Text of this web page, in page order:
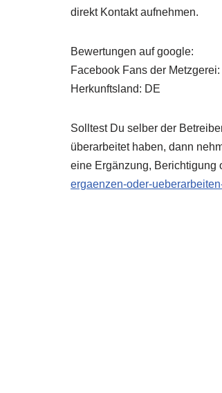
direkt Kontakt aufnehmen.
Bewertungen auf google:
Facebook Fans der Metzgerei:
Herkunftsland: DE
Solltest Du selber der
überarbeitet haben, dann
eine Ergänzung, Berichtigung
ergaenzen-oder-